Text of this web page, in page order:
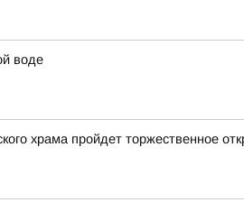
воде
храма пройдет торжественное